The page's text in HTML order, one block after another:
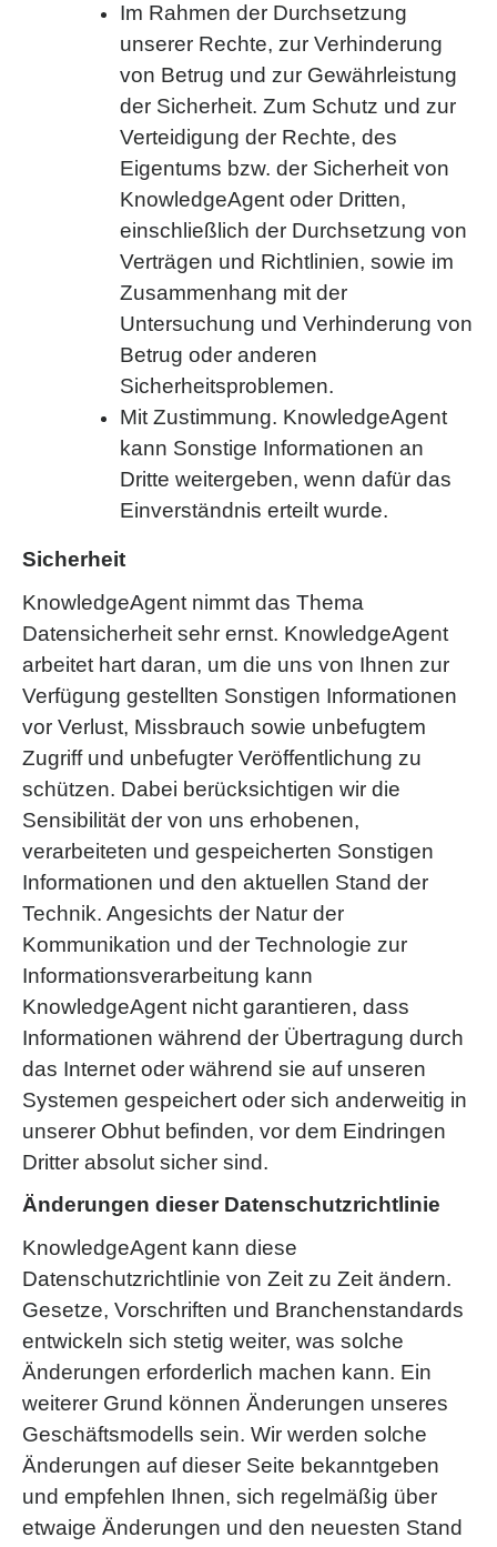
Im Rahmen der Durchsetzung
unserer Rechte, zur Verhinderung
von Betrug und zur Gewährleistung
der Sicherheit. Zum Schutz und zur
Verteidigung der Rechte, des
Eigentums bzw. der Sicherheit von
KnowledgeAgent oder Dritten,
einschließlich der Durchsetzung von
Verträgen und Richtlinien, sowie im
Zusammenhang mit der
Untersuchung und Verhinderung von
Betrug oder anderen
Sicherheitsproblemen.
Mit Zustimmung. KnowledgeAgent
kann Sonstige Informationen an
Dritte weitergeben, wenn dafür das
Einverständnis erteilt wurde.
Sicherheit
KnowledgeAgent nimmt das Thema
Datensicherheit sehr ernst. KnowledgeAgent
arbeitet hart daran, um die uns von Ihnen zur
Verfügung gestellten Sonstigen Informationen
vor Verlust, Missbrauch sowie unbefugtem
Zugriff und unbefugter Veröffentlichung zu
schützen. Dabei berücksichtigen wir die
Sensibilität der von uns erhobenen,
verarbeiteten und gespeicherten Sonstigen
Informationen und den aktuellen Stand der
Technik. Angesichts der Natur der
Kommunikation und der Technologie zur
Informationsverarbeitung kann
KnowledgeAgent nicht garantieren, dass
Informationen während der Übertragung durch
das Internet oder während sie auf unseren
Systemen gespeichert oder sich anderweitig in
unserer Obhut befinden, vor dem Eindringen
Dritter absolut sicher sind.
Änderungen dieser Datenschutzrichtlinie
KnowledgeAgent kann diese
Datenschutzrichtlinie von Zeit zu Zeit ändern.
Gesetze, Vorschriften und Branchenstandards
entwickeln sich stetig weiter, was solche
Änderungen erforderlich machen kann. Ein
weiterer Grund können Änderungen unseres
Geschäftsmodells sein. Wir werden solche
Änderungen auf dieser Seite bekanntgeben
und empfehlen Ihnen, sich regelmäßig über
etwaige Änderungen und den neuesten Stand